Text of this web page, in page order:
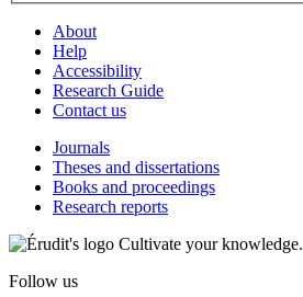
About
Help
Accessibility
Research Guide
Contact us
Journals
Theses and dissertations
Books and proceedings
Research reports
Cultivate your knowledge.
Follow us